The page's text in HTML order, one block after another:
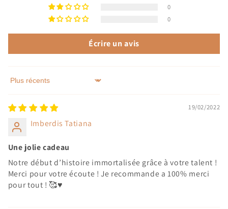
0
0
Écrire un avis
Sort by
19/02/2022
Imberdis Tatiana
Une jolie cadeau
Notre début d’histoire immortalisée grâce à votre talent !
Merci pour votre écoute ! Je recommande a 100% merci
pour tout ! 🥰♥️